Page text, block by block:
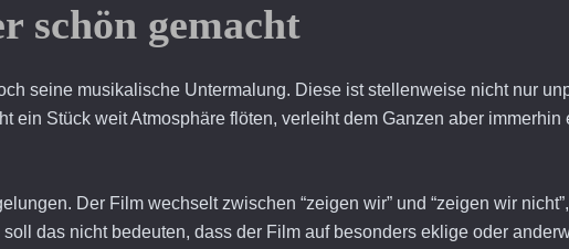
schön gemacht
seine musikalische Untermalung. Diese ist stellenweise nicht nur
ein Stück weit Atmosphäre flöten, verleiht dem Ganzen aber
Der Film wechselt zwischen “zeigen wir” und “zeigen wir
das nicht bedeuten, dass der Film auf besonders eklige oder